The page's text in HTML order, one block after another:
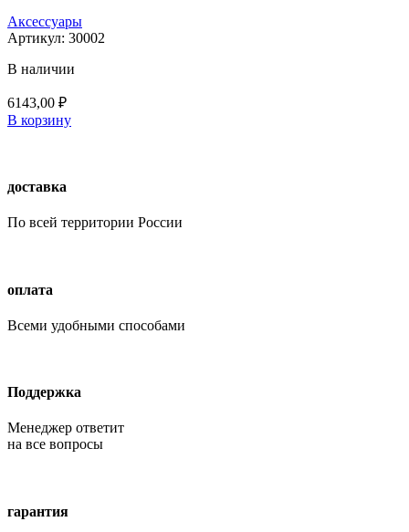
Аксессуары
Артикул: 30002
В наличии
6143,00 ₽
В корзину
доставка
По всей территории России
оплата
Всеми удобными способами
Поддержка
Менеджер ответит
на все вопросы
гарантия